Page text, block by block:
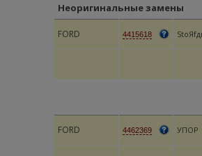
Неоригинальные замены
FORD 4415618
FORD 4462369 УПОР